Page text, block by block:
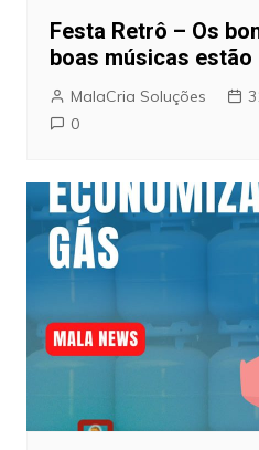
Festa Retrô – Os
boas músicas estão
MalaCria Soluções
0